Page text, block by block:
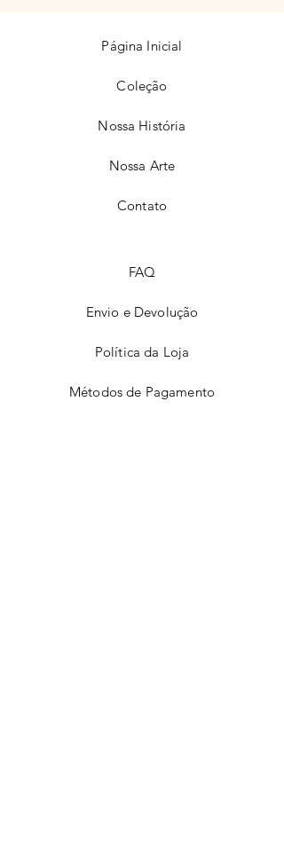
Página Inicial
Coleção
Nossa História
Nossa Arte
Contato
FAQ
Envio e Devolução
Política da Loja
Métodos de Pagamento